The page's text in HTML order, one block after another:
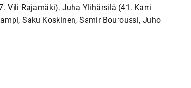
Vili Rajamäki), Juha Ylihärsilä (41. Karri
Saku Koskinen, Samir Bouroussi, Juho